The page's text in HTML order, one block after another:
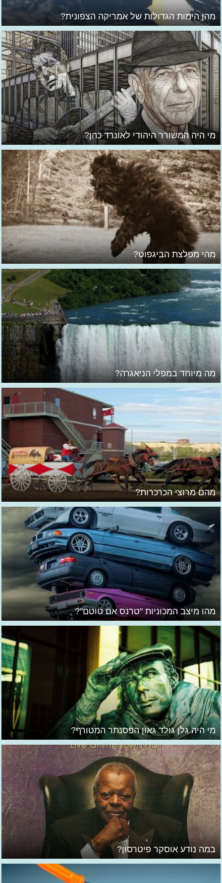
מהן הימות הגדולות של אמריקה הצפונית?
מי היה המשורר היהודי לאונרד כהן?
מהי מפלצת הביגפוט?
מה מיוחד במפלי הניאגרה?
מהם מרוצי הכרכרות?
מהו מיצב המכוניות "טרנס אם טוטם"?
מי היה גלן גולד גאון הפסנתר המטורף?
במה נודע אוסקר פיטרסון?